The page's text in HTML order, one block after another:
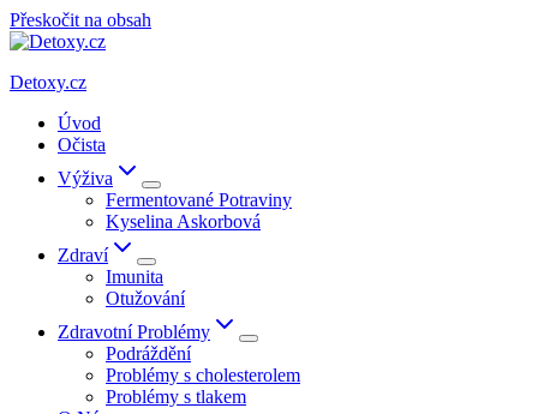
Přeskočit na obsah
Detoxy.cz
Úvod
Očista
Výživa
Fermentované Potraviny
Kyselina Askorbová
Zdraví
Imunita
Otužování
Zdravotní Problémy
Podráždění
Problémy s cholesterolem
Problémy s tlakem